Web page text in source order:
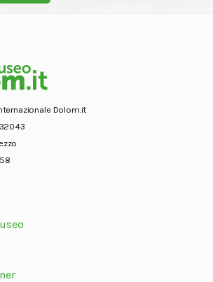
Dolom.it